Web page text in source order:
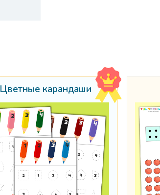
Цветные карандаши